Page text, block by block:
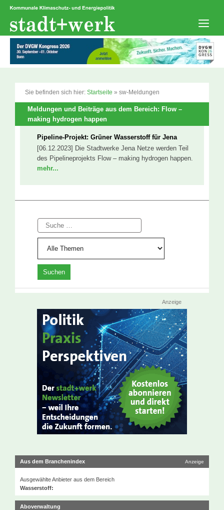
Zum
springen
Sie befinden sich hier: Startseite » sw-Meldungen
Meldungen und Beiträge aus dem Bereich: Flow –
making hydrogen happen
Pipeline-Projekt: Grüner Wasserstoff für Jena
[06.12.2023] Die Stadtwerke Jena Netze werden Teil
des Pipelineprojekts Flow – making hydrogen happen.
mehr...
Suche
Anzeige
Aus dem Branchenindex Anzeige
Ausgewählte Anbieter aus dem Bereich
Wasserstoff:
Aboverwaltung